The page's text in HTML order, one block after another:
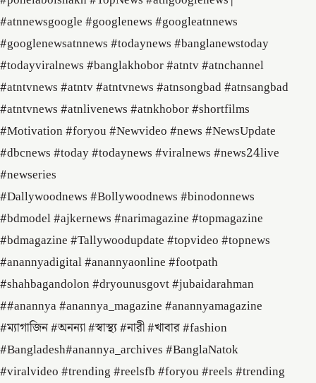
#atnnewsgoogle​ #googlenews​ #googleatnnews​
#googlenewsatnnews​ #todaynews​ #banglanewstoday​
#todayviralnews​ #banglakhobor​ #atntv​ #atnchannel​
#atntvnews​ #atntv​ #atntvnews​ #atnsongbad​ #atnsangbad​
#atntvnews​ #atnlivenews​ #atnkhobor #shortfilms
#Motivation #foryou #Newvideo #news #NewsUpdate
#dbcnews #today #todaynews #viralnews #news24live
#newseries
#Dallywoodnews #Bollywoodnews #binodonnews
#bdmodel #ajkernews #narimagazine #topmagazine
#bdmagazine #Tallywoodupdate #topvideo #topnews
#anannyadigital #anannyaonline #footpath
#shahbagandolon #dryounusgovt #jubaidarahman
##anannya #anannya_magazine #anannyamagazine
#ম্যাগাজিন #অনন্যা #স্বাস্থ্য #নারী #খাবার #fashion
#Bangladesh#anannya_archives #BanglaNatok
#viralvideo #trending #reelsfb #foryou #reels #trending